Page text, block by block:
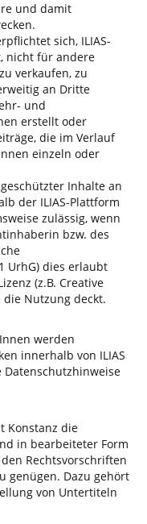
und damit
sich, ILIAS-
nicht für andere
verkaufen, zu
an Dritte
und
erstellt oder
die im Verlauf
einzeln oder
Inhalte an
der ILIAS-Plattform
zulässig, wenn
bzw. des
UrhG) dies erlaubt
(z.B. Creative
Nutzung deckt.
werden
innerhalb von ILIAS
Konstanz die
in bearbeiteter Form
Rechtsvorschriften
genügen. Dazu gehört
von Untertiteln